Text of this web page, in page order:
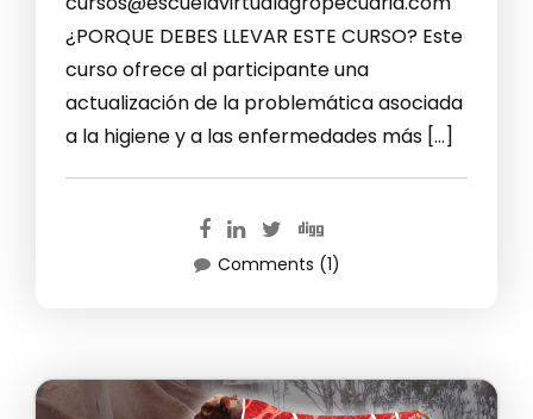
¿PORQUE DEBES LLEVAR ESTE CURSO? Este
curso ofrece al participante una
actualización de la problemática asociada
a la higiene y a las enfermedades más […]
Comments (1)